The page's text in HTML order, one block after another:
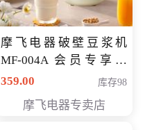
摩飞电器破壁豆浆机
MF-004A 会员专享价
168元
359.00 库存98
摩飞电器专卖店